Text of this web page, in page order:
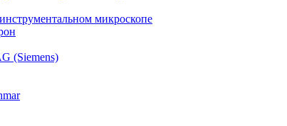
микроскопе
(Siemens)